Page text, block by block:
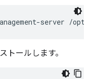
server /opt/
トールします。